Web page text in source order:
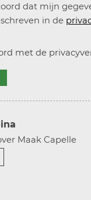
dat mijn
in de
met de
Maak Capelle